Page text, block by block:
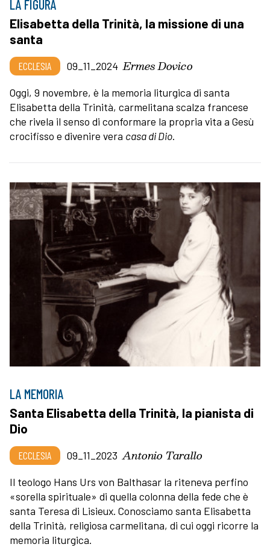
LA FIGURA
Elisabetta della Trinità, la missione di una
santa
ECCLESIA 09_11_2024 Ermes Dovico
Oggi, 9 novembre, è la memoria liturgica di santa
Elisabetta della Trinità, carmelitana scalza francese
che rivela il senso di conformare la propria vita a Gesù
crocifisso e divenire vera casa di Dio.
LA MEMORIA
Santa Elisabetta della Trinità, la pianista di
Dio
ECCLESIA 09_11_2023 Antonio Tarallo
Il teologo Hans Urs von Balthasar la riteneva perfino
«sorella spirituale» di quella colonna della fede che è
santa Teresa di Lisieux. Conosciamo santa Elisabetta
della Trinità, religiosa carmelitana, di cui oggi ricorre la
memoria liturgica.